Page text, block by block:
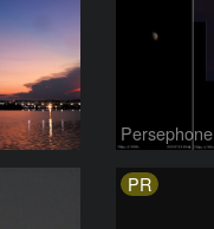
Persephone
PR